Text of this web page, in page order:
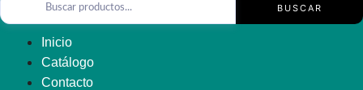
BUSCAR
Inicio
Catálogo
Contacto